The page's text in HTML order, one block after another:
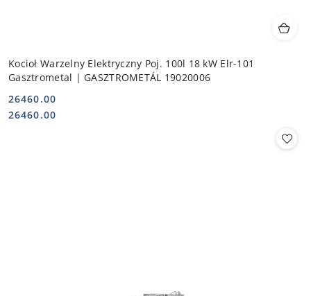
Kocioł Warzelny Elektryczny Poj. 100l 18 kW Elr-101
Gasztrometal | GASZTROMETÁL 19020006
Cena:
26460.00
Cena:
26460.00